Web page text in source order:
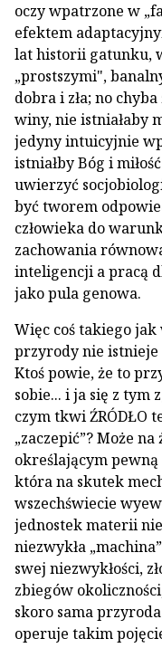
oczy wpatrzone w
efektem
lat historii gatunku,
„prostszymi",
dobra i zła; no
winy, nie istniałaby
jedyny intuicyjnie
istniałby Bóg i
uwierzyć
być tworem
człowieka do
zachowania
inteligencji a pracą
jako pula genowa.
Więc coś takiego
przyrody nie
Ktoś powie, że to
sobie... i ja się z tym
czym tkwi ŹRÓDŁO
„zaczepić”? Może
określającym
która na skutek
wszechświecie
jednostek materii
niezwykła
swej niezwykłości,
zbiegów
skoro sama
operuje takim